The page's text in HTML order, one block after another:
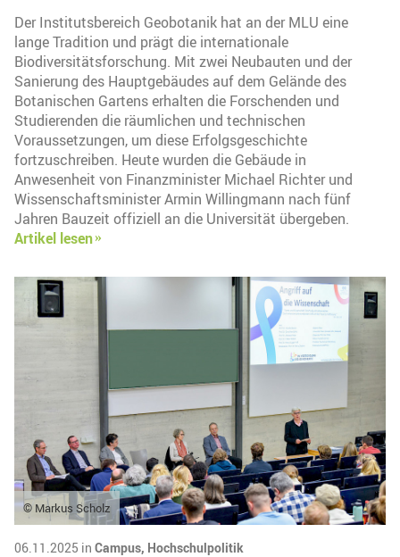
Der Institutsbereich Geobotanik hat an der MLU eine
lange Tradition und prägt die internationale
Biodiversitätsforschung. Mit zwei Neubauten und der
Sanierung des Hauptgebäudes auf dem Gelände des
Botanischen Gartens erhalten die Forschenden und
Studierenden die räumlichen und technischen
Voraussetzungen, um diese Erfolgsgeschichte
fortzuschreiben. Heute wurden die Gebäude in
Anwesenheit von Finanzminister Michael Richter und
Wissenschaftsminister Armin Willingmann nach fünf
Jahren Bauzeit offiziell an die Universität übergeben.
Artikel lesen
© Markus Scholz
06.11.2025 in Campus, Hochschulpolitik